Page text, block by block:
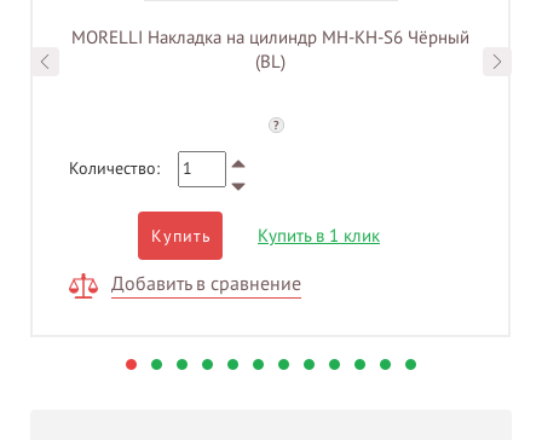
MORELLI Накладка на цилиндр MH-KH-S6 Чёрный
(BL)
?
Количество:
Купить Купить в 1 клик
Добавить в сравнение